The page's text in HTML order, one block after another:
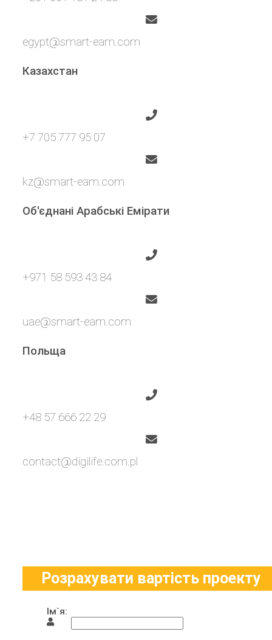
egypt@smart-eam.com
Казахстан
+7 705 777 95 07
kz@smart-eam.com
Об'єднані Арабські Емірати
+971 58 593 43 84
uae@smart-eam.com
Польща
+48 57 666 22 29
contact@digilife.com.pl
Розрахувати вартість проекту
Ім`я: